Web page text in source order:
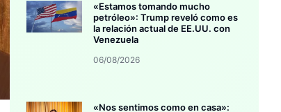
«Estamos tomando mucho
petróleo»: Trump reveló como es
la relación actual de EE.UU. con
Venezuela
06/08/2026
«Nos sentimos como en casa»: